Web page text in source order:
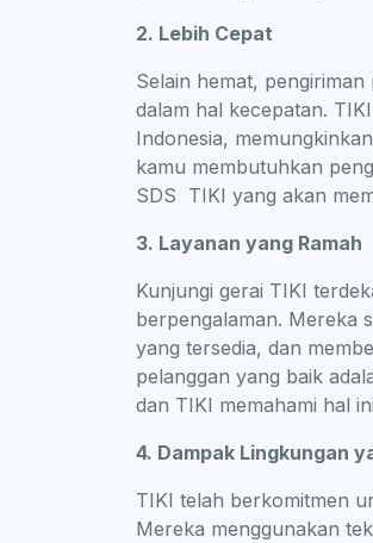
2. Lebih Cepat
Selain hemat,
dalam hal kecepatan.
Indonesia,
kamu membutuhkan
SDS TIKI yang akan
3. Layanan yang Ramah
Kunjungi gerai TIKI
berpengalaman. Mereka
yang tersedia, dan
pelanggan yang baik
dan TIKI memahami hal
4. Dampak Lingkungan
TIKI telah berkomitmen
Mereka menggunakan